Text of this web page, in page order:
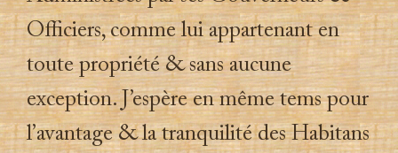
Officiers, comme lui appartenant en
toute propriété & sans aucune
exception. J’espère en même tems pour
l’avantage & la tranquilité des Habitans